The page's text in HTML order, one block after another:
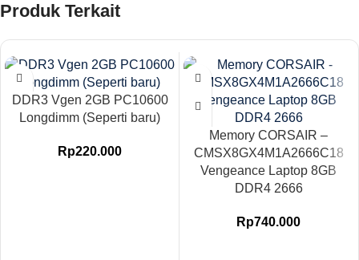
Produk Terkait
DDR3 Vgen 2GB PC10600
Longdimm (Seperti baru)
Rp220.000
Memory CORSAIR –
CMSX8GX4M1A2666C18
Vengeance Laptop 8GB
DDR4 2666
Rp740.000